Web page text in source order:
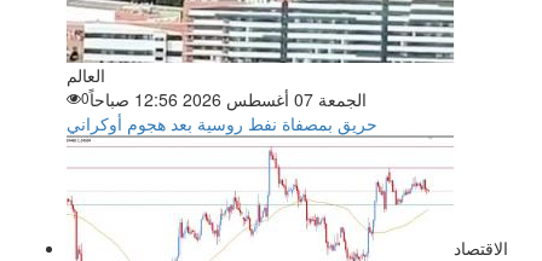
العالم
الجمعة 07 أغسطس 2026 12:56 صباحاً
0
حريق بمصفاة نفط روسية بعد هجوم أوكراني
الاقتصاد